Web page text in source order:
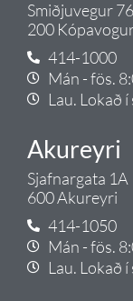
Smiðjuvegur 76
200
414-1000
Mán - fös.
Lau. Lokað
Akureyri
Sjafnargata 1A
600 Akureyri
414-1050
Mán - fös.
Lau. Lokað